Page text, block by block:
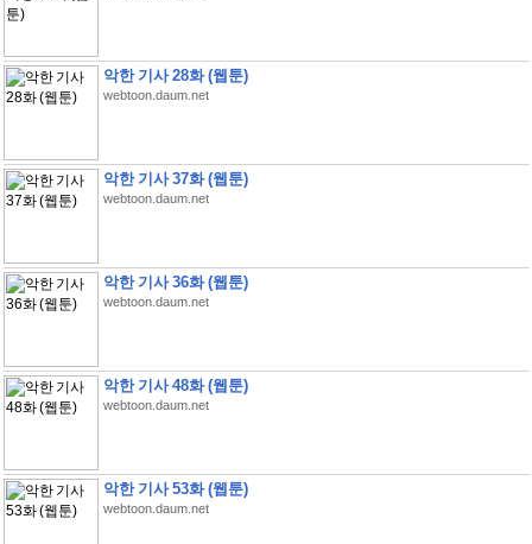
악한 기사 28화 (웹툰)
webtoon.daum.net
악한 기사 37화 (웹툰)
webtoon.daum.net
악한 기사 36화 (웹툰)
webtoon.daum.net
악한 기사 48화 (웹툰)
webtoon.daum.net
악한 기사 53화 (웹툰)
webtoon.daum.net